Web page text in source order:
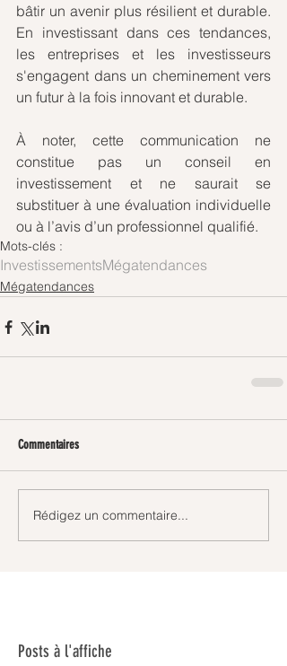
bâtir un avenir plus résilient et durable.
En investissant dans ces tendances,
les entreprises et les investisseurs
s'engagent dans un cheminement vers
un futur à la fois innovant et durable.
À noter, cette communication ne
constitue pas un conseil en
investissement et ne saurait se
substituer à une évaluation individuelle
ou à l’avis d’un professionnel qualifié.
Mots-clés :
InvestissementsMégatendances
Mégatendances
Commentaires
Rédigez un commentaire...
Posts à l'affiche